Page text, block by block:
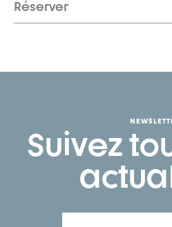
Réserver
Suivez